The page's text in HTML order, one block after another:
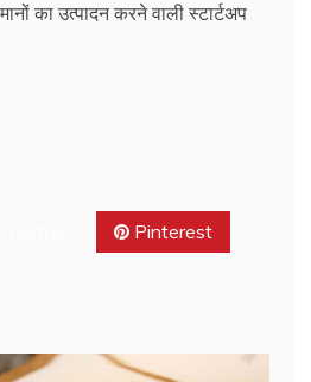
का उत्पादन करने वाली स्टार्टअप
Pinterest